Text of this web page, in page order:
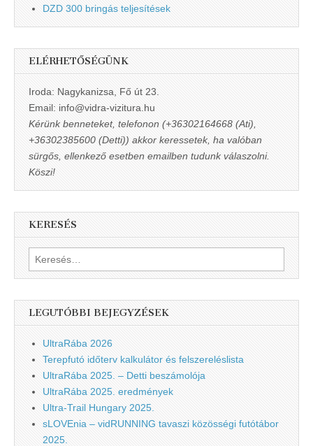
DZD 300 bringás teljesítések
ELÉRHETŐSÉGÜNK
Iroda: Nagykanizsa, Fő út 23.
Email: info@vidra-vizitura.hu
Kérünk benneteket, telefonon (+36302164668 (Ati),
+36302385600 (Detti)) akkor keressetek, ha valóban
sürgős, ellenkező esetben emailben tudunk válaszolni.
Köszi!
KERESÉS
Keresés:
LEGUTÓBBI BEJEGYZÉSEK
UltraRába 2026
Terepfutó időterv kalkulátor és felszereléslista
UltraRába 2025. – Detti beszámolója
UltraRába 2025. eredmények
Ultra-Trail Hungary 2025.
sLOVEnia – vidRUNNING tavaszi közösségi futótábor
2025.